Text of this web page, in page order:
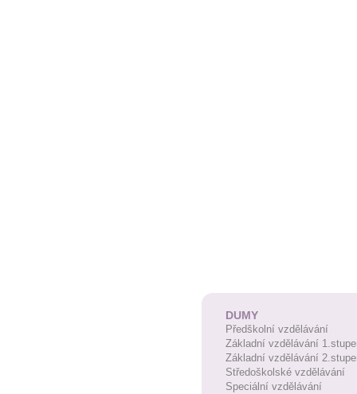
DUMY
Předškolní vzdělávání
Základní vzdělávání
Základní vzdělávání
Středoškolské vzdělávání
Speciální vzdělávání